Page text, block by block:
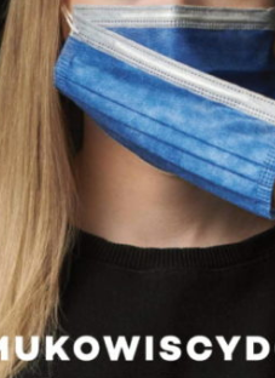
BIBLIOTEKA
ŚWIETLICA
PIELĘGNIARKA
SAMORZĄD UCZNIOWSKI
OCHRONA DANYCH OSOBOWYCH
LOGOTYP